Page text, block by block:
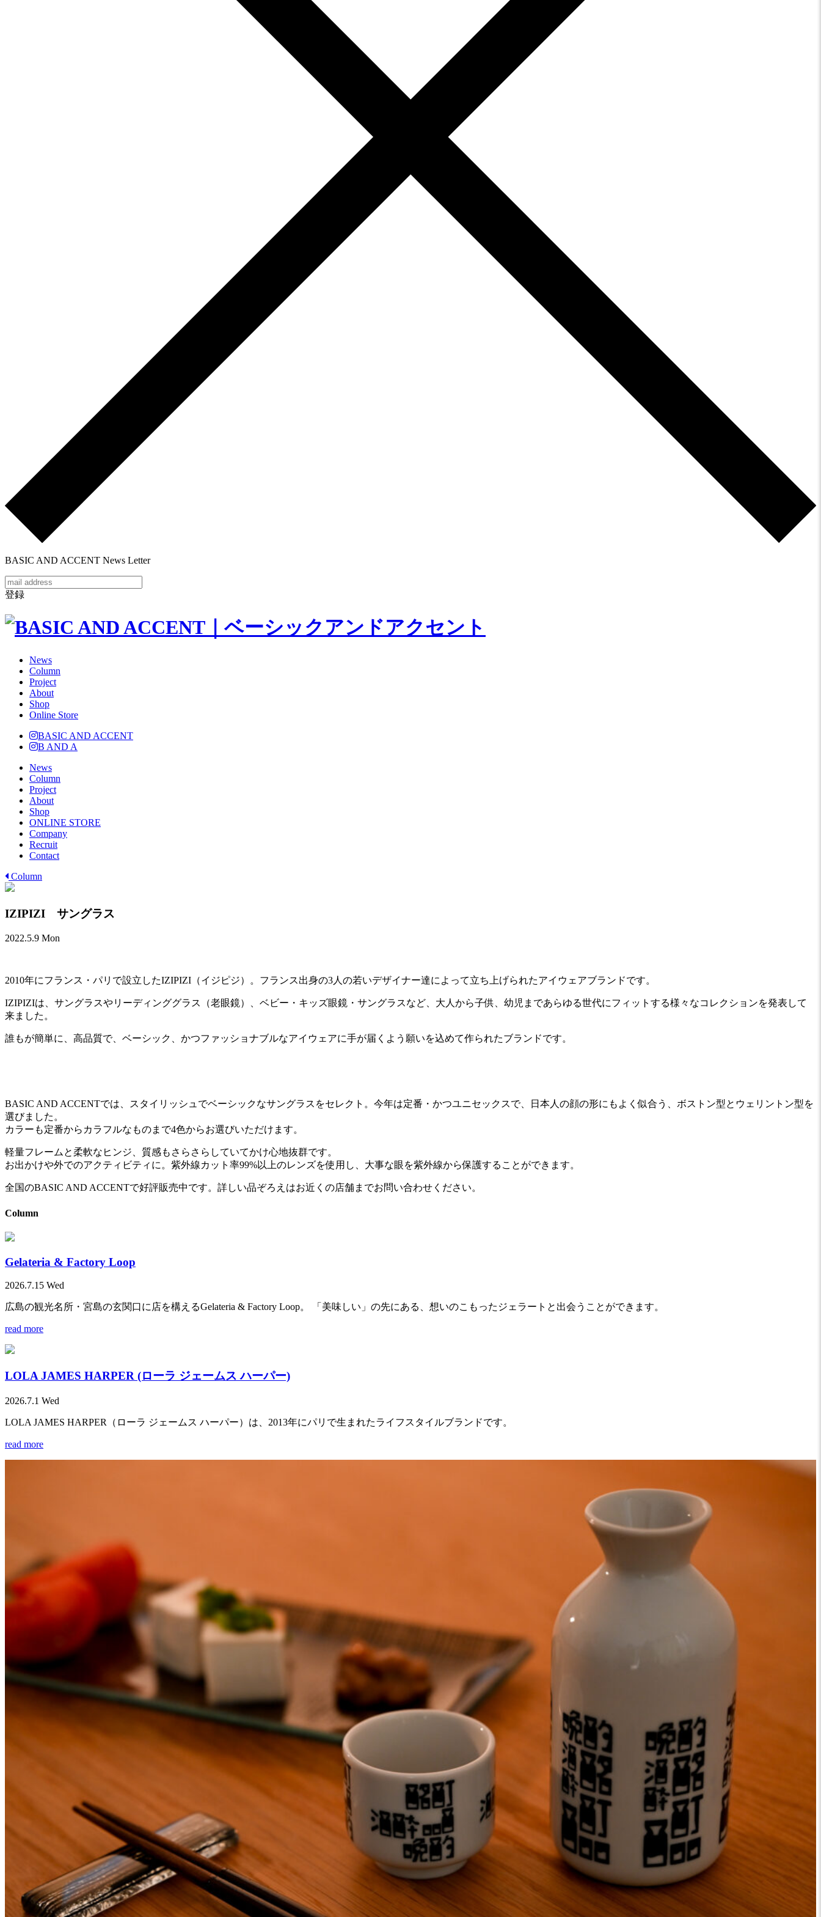
BASIC AND ACCENT News Letter
登録
News
Column
Project
About
Shop
Online Store
BASIC AND ACCENT
B AND A
News
Column
Project
About
Shop
ONLINE STORE
Company
Recruit
Contact
Column
IZIPIZI サングラス
2022.5.9 Mon
2010年にフランス・パリで設立したIZIPIZI（イジピジ）。フランス出身の3人の若いデザイナー達によって立ち上げられたアイウェアブランドです。
IZIPIZIは、サングラスやリーディンググラス（老眼鏡）、ベビー・キッズ眼鏡・サングラスなど、大人から子供、幼児まであらゆる世代にフィットする様々なコレクションを発表して
来ました。
誰もが簡単に、高品質で、ベーシック、かつファッショナブルなアイウェアに手が届くよう願いを込めて作られたブランドです。
BASIC AND ACCENTでは、スタイリッシュでベーシックなサングラスをセレクト。今年は定番・かつユニセックスで、日本人の顔の形にもよく似合う、ボストン型とウェリントン型を
選びました。
カラーも定番からカラフルなものまで4色からお選びいただけます。
軽量フレームと柔軟なヒンジ、質感もさらさらしていてかけ心地抜群です。
お出かけや外でのアクティビティに。紫外線カット率99%以上のレンズを使用し、大事な眼を紫外線から保護することができます。
全国のBASIC AND ACCENTで好評販売中です。詳しい品ぞろえはお近くの店舗までお問い合わせください。
Column
Gelateria & Factory Loop
2026.7.15 Wed
広島の観光名所・宮島の玄関口に店を構えるGelateria & Factory Loop。 「美味しい」の先にある、想いのこもったジェラートと出会うことができます。
read more
LOLA JAMES HARPER (ローラ ジェームス ハーパー)
2026.7.1 Wed
LOLA JAMES HARPER（ローラ ジェームス ハーパー）は、2013年にパリで生まれたライフスタイルブランドです。
read more